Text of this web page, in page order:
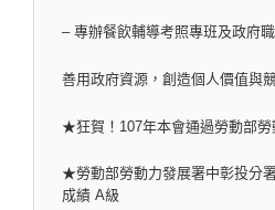
– 專辦餐飲輔導考照專班及政府
善用政府資源，創造個人價值與
★狂賀！107年本會通過勞動部
★勞動部勞動力發展署中彰投分
成績 A級